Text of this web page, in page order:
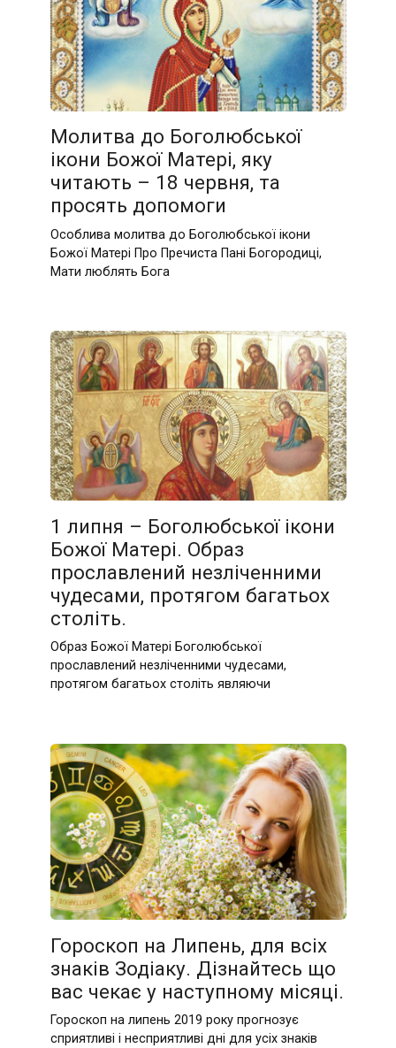
Молитва до Боголюбської
ікони Божої Матері, яку
читають – 18 червня, та
просять допомоги
Особлива молитва до Боголюбської ікони
Божої Матері Про Пречиста Пані Богородиці,
Мати люблять Бога
1 липня – Боголюбської ікони
Божої Матері. Образ
прославлений незліченними
чудесами, протягом багатьох
століть.
Образ Божої Матері Боголюбської
прославлений незліченними чудесами,
протягом багатьох століть являючи
Гороскоп на Липень, для всіх
знаків Зодіаку. Дізнайтесь що
вас чекає у наступному місяці.
Гороскоп на липень 2019 року прогнозує
сприятливі і несприятливі дні для усіх знаків